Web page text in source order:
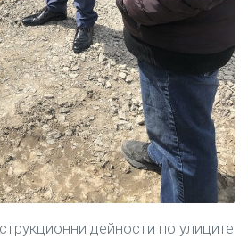
дейности по улиците